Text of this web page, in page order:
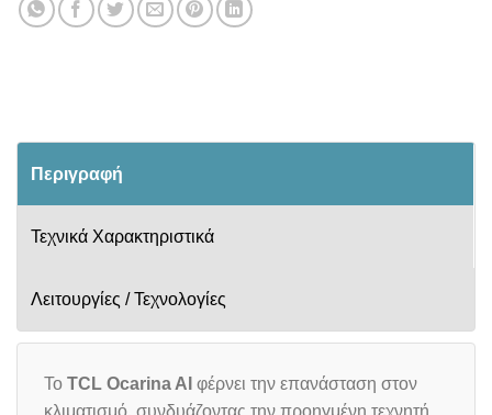
Περιγραφή
Τεχνικά Χαρακτηριστικά
Λειτουργίες / Τεχνολογίες
To TCL Ocarina AI φέρνει την επανάσταση στον
κλιματισμό, συνδυάζοντας την προηγμένη τεχνητή